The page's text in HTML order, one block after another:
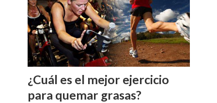
¿Cuál es el mejor ejercicio
para quemar grasas?